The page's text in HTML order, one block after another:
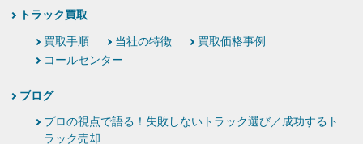
トラック買取
買取手順 当社の特徴
買取価格事例
コールセンター
ブログ
プロの視点で語る！失敗しないトラック選び／成功するト
ラック売却